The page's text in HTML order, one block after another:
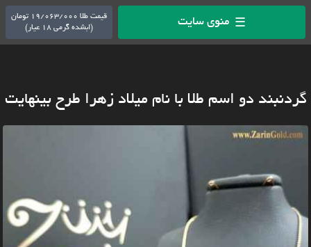
☰ منوی سایت
قیمت طلا 19/063/000 تومان
(ابشده گرمی 18 عیار)
گردنبند دو اسم طلا با نام میلاد زهرا طرح بینهایت